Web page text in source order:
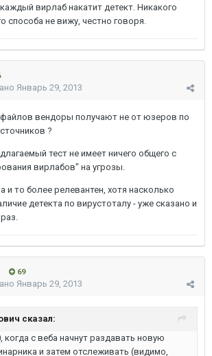
вирлаб накатит детект. Никакого
способа не вижу, честно говоря.
Январь 29, 2013
файлов вендоры получают не от юзеров по
?
тест не имеет ничего общего с
вирлабов" на угрозы.
и то более релевантен, хотя насколько
детекта по вирустоталу - уже сказано и
69
Январь 29, 2013
сказал:
когда с веба начнут раздавать новую
и затем отслеживать (видимо,